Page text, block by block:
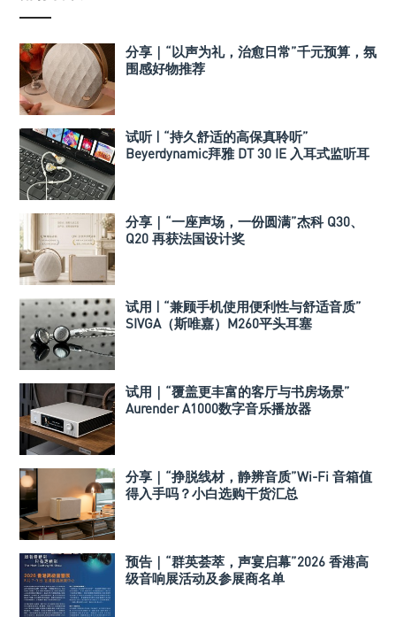
分享｜“以声为礼，治愈日常”千元预算，氛
围感好物推荐
试听 | “持久舒适的高保真聆听”
Beyerdynamic拜雅 DT 30 IE 入耳式监听耳
分享｜“一座声场，一份圆满”杰科 Q30、
Q20 再获法国设计奖
试用 | “兼顾手机使用便利性与舒适音质”
SIVGA（斯唯嘉）M260平头耳塞
试用｜“覆盖更丰富的客厅与书房场景”
Aurender A1000数字音乐播放器
分享｜“挣脱线材，静辨音质”Wi-Fi 音箱值
得入手吗？小白选购干货汇总
预告｜“群英荟萃，声宴启幕”2026 香港高
级音响展活动及参展商名单